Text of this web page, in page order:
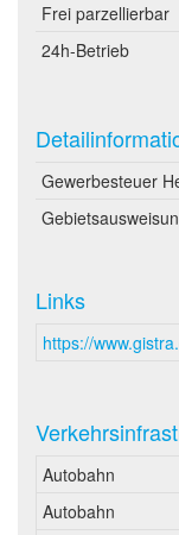
Frei parzellierbar
24h-Betrieb
Gewerbesteuer
Links
https://
Autobahn
Autobahn